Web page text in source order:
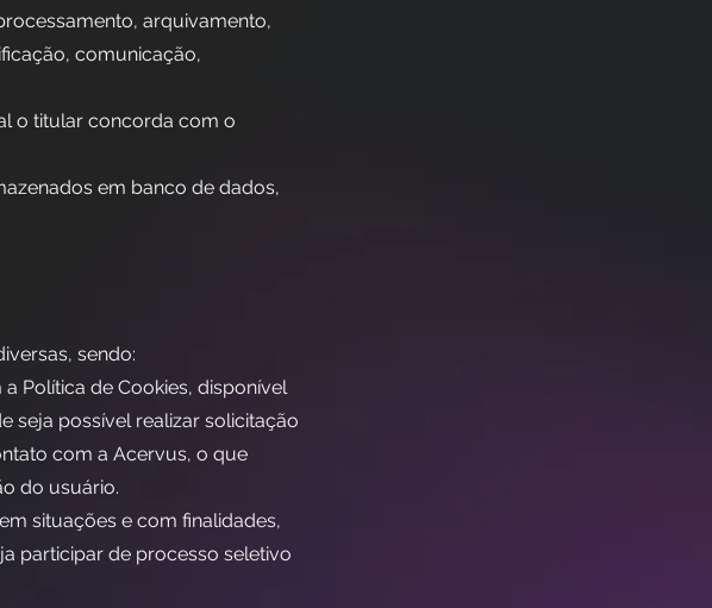
arquivamento,
comunicação,
o titular concorda com o
em banco de dados,
sendo:
Política de Cookies, disponível
seja possível realizar solicitação
com a Acervus, o que
do usuário.
situações e com finalidades,
participar de processo seletivo